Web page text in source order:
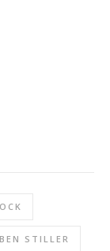
BEN STILLER